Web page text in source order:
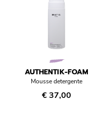
Réponse Body
Edizione Limitata
AUTHENTIK-FOAM
Mousse detergente
€ 37,00